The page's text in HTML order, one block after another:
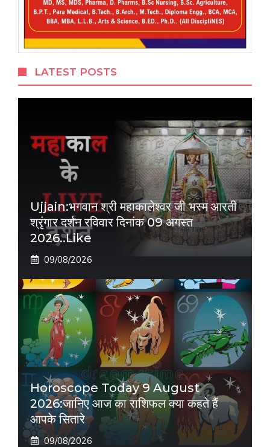
LATEST POSTS
Ujjain:भगवान श्री महाकालेश्वर जी भस्म आरती
श्रृंगार दर्शन रविवार दिनांक 09 अगस्त
2026..like
09/08/2026
Horoscope Today 9 August
2026:जानिए आज का राशिफल क्या कहते हैं
आपके सितारे
09/08/2026